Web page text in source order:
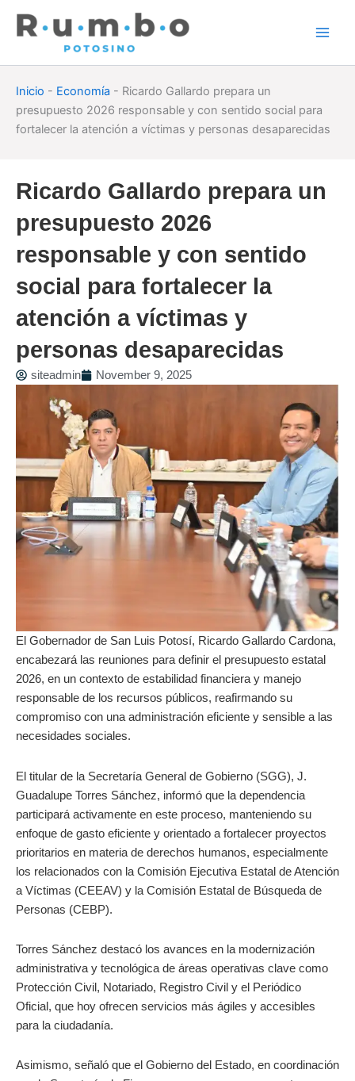
Inicio - Economía - Ricardo Gallardo prepara un
presupuesto 2026 responsable y con sentido social para
fortalecer la atención a víctimas y personas desaparecidas
Ricardo Gallardo prepara un
presupuesto 2026
responsable y con sentido
social para fortalecer la
atención a víctimas y
personas desaparecidas
siteadmin November 9, 2025
El Gobernador de San Luis Potosí, Ricardo Gallardo Cardona,
encabezará las reuniones para definir el presupuesto estatal
2026, en un contexto de estabilidad financiera y manejo
responsable de los recursos públicos, reafirmando su
compromiso con una administración eficiente y sensible a las
necesidades sociales.
El titular de la Secretaría General de Gobierno (SGG), J.
Guadalupe Torres Sánchez, informó que la dependencia
participará activamente en este proceso, manteniendo su
enfoque de gasto eficiente y orientado a fortalecer proyectos
prioritarios en materia de derechos humanos, especialmente
los relacionados con la Comisión Ejecutiva Estatal de Atención
a Víctimas (CEEAV) y la Comisión Estatal de Búsqueda de
Personas (CEBP).
Torres Sánchez destacó los avances en la modernización
administrativa y tecnológica de áreas operativas clave como
Protección Civil, Notariado, Registro Civil y el Periódico
Oficial, que hoy ofrecen servicios más ágiles y accesibles
para la ciudadanía.
Asimismo, señaló que el Gobierno del Estado, en coordinación